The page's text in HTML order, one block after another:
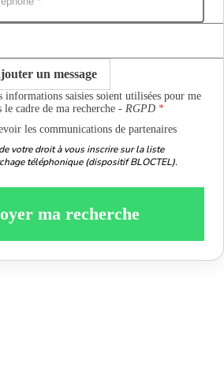
un message
informations saisies soient utilisées pour me
le cadre de ma recherche -RGPD
les communications de partenaires
votre droit à vous inscrire sur la liste
téléphonique (dispositif BLOCTEL).
ma recherche